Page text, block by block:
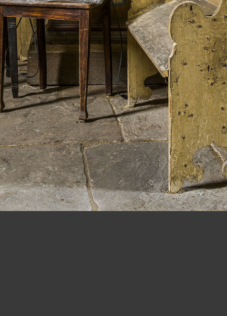
all images copyright protected - alle bilder © ralph hinterkeuser
© 2026www.photo-editions.com